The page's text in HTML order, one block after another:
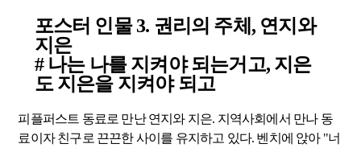
포스터 인물 3. 권리의 주체, 연지와
지은
# 나는 나를 지켜야 되는거고, 지은
도 지은을 지켜야 되고
피플퍼스트 동료로 만난 연지와 지은. 지역사회에서 만나 동
료이자 친구로 끈끈한 사이를 유지하고 있다. 벤치에 앉아 "너